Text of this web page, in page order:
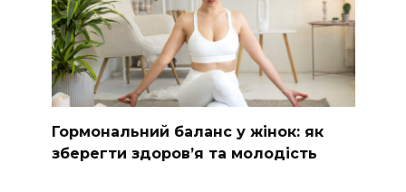
Гормональний баланс у жінок: як
зберегти здоров’я та молодість